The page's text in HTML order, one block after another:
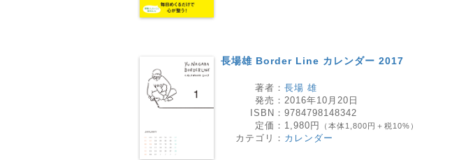
長場雄 Border Line カレンダー 2017
著者： 長場 雄
発売： 2016年10月20日
ISBN： 9784798148342
定価： 1,980円 （本体1,800円＋税10%）
カテゴリ： カレンダー